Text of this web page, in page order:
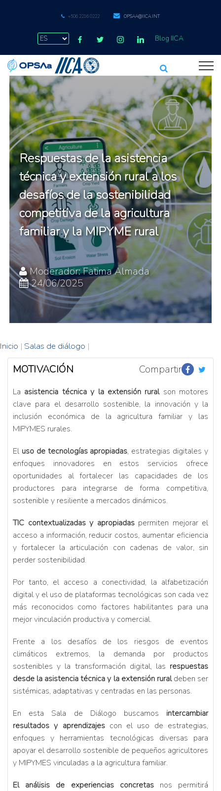
+506 2216 0222 OPSAA@IICA.INT
Blog IICA
Respuestas de la asistencia
técnica y extensión rural a los
desafíos de la sostenibilidad
competitiva de la agricultura
familiar y la MIPYME rural
Moderador: Fatima Almada
24/06/2025
Inicio | Salas de diálogo |
MOTIVACIÓN Compartir
La asistencia técnica y la extensión ruralson motores
clave para el desarrollo sostenible, la innovación y la
inclusión económica de la agricultura familiar y las
MIPYMES rurales.
El uso de tecnologías apropiadas, estrategias digitales y
enfoques innovadores en estos servicios ofrece
oportunidades al fortalecer las capacidades de los
productores para integrarse de forma competitiva,
sostenible y resiliente a mercados dinámicos.
TIC contextualizadas y apropiadaspermiten mejorar el
acceso a información, reducir costos, aumentar eficiencia
y fortalecer la articulación con cadenas de valor, sin
perder sostenibilidad.
Por tanto, el acceso a conectividad, la alfabetización
digital y el uso de plataformas tecnológicas son cada vez
más reconocidos como factores habilitantes para una
mejor vinculación productiva y comercial.
Frente a los desafíos de los riesgos de eventos
climáticos extremos, la demanda por productos
sostenibles y la transformación digital, las respuestas
desde la asistencia técnica y la extensión ruraldeben ser
sistémicas, adaptativas y centradas en las personas.
En esta Sala de Diálogo buscamos intercambiar
resultados y aprendizajes con el uso de estrategias,
enfoques y herramientas tecnológicas diversas para
apoyar el desarrollo sostenible de pequeños agricultores
y MIPYMES vinculadas a la agricultura familiar.
El análisis de experiencias concretasnos permitirá